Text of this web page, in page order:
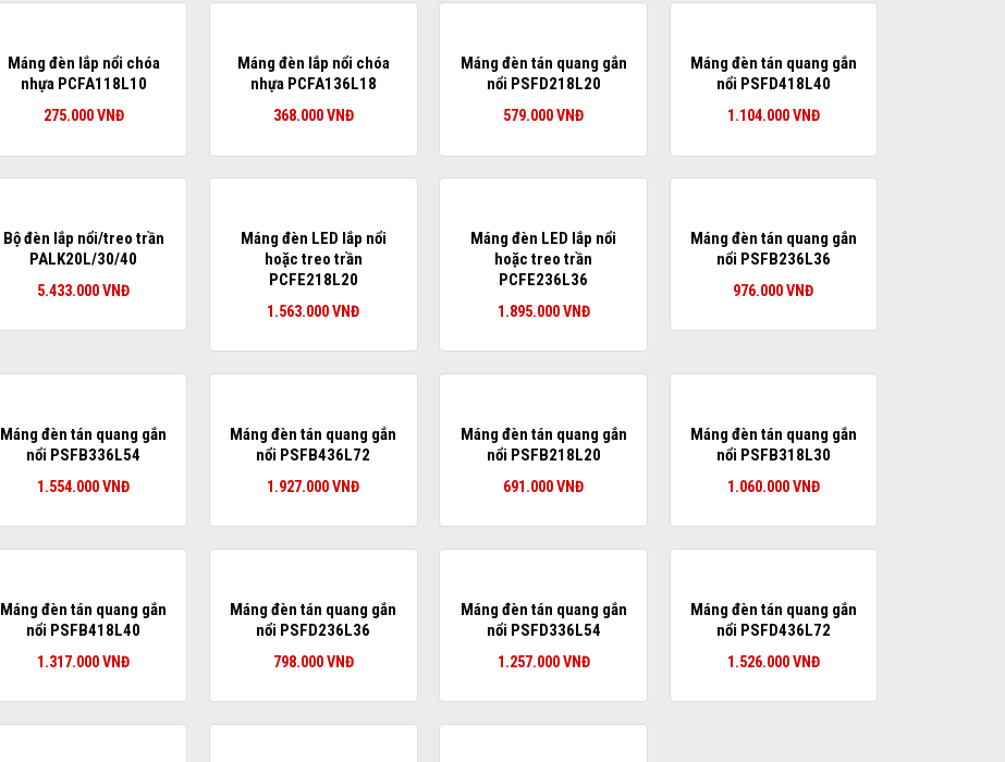
Máng đèn lắp nổi chóa
nhựa PCFA118L10
275.000VNĐ
Máng đèn lắp nổi chóa
nhựa PCFA136L18
368.000VNĐ
Máng đèn tán quang gắn
nổi PSFD218L20
579.000VNĐ
Máng đèn tán quang gắn
nổi PSFD418L40
1.104.000VNĐ
Bộ đèn lắp nổi/treo trần
PALK20L/30/40
5.433.000VNĐ
Máng đèn LED lắp nổi
hoặc treo trần
PCFE218L20
1.563.000VNĐ
Máng đèn LED lắp nổi
hoặc treo trần
PCFE236L36
1.895.000VNĐ
Máng đèn tán quang gắn
nổi PSFB236L36
976.000VNĐ
Máng đèn tán quang gắn
nổi PSFB336L54
1.554.000VNĐ
Máng đèn tán quang gắn
nổi PSFB436L72
1.927.000VNĐ
Máng đèn tán quang gắn
nổi PSFB218L20
691.000VNĐ
Máng đèn tán quang gắn
nổi PSFB318L30
1.060.000VNĐ
Máng đèn tán quang gắn
nổi PSFB418L40
1.317.000VNĐ
Máng đèn tán quang gắn
nổi PSFD236L36
798.000VNĐ
Máng đèn tán quang gắn
nổi PSFD336L54
1.257.000VNĐ
Máng đèn tán quang gắn
nổi PSFD436L72
1.526.000VNĐ